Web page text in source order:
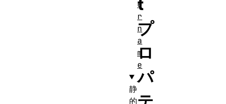
t
プ
ロ
パ
e
r
n
a
m
e
静
的